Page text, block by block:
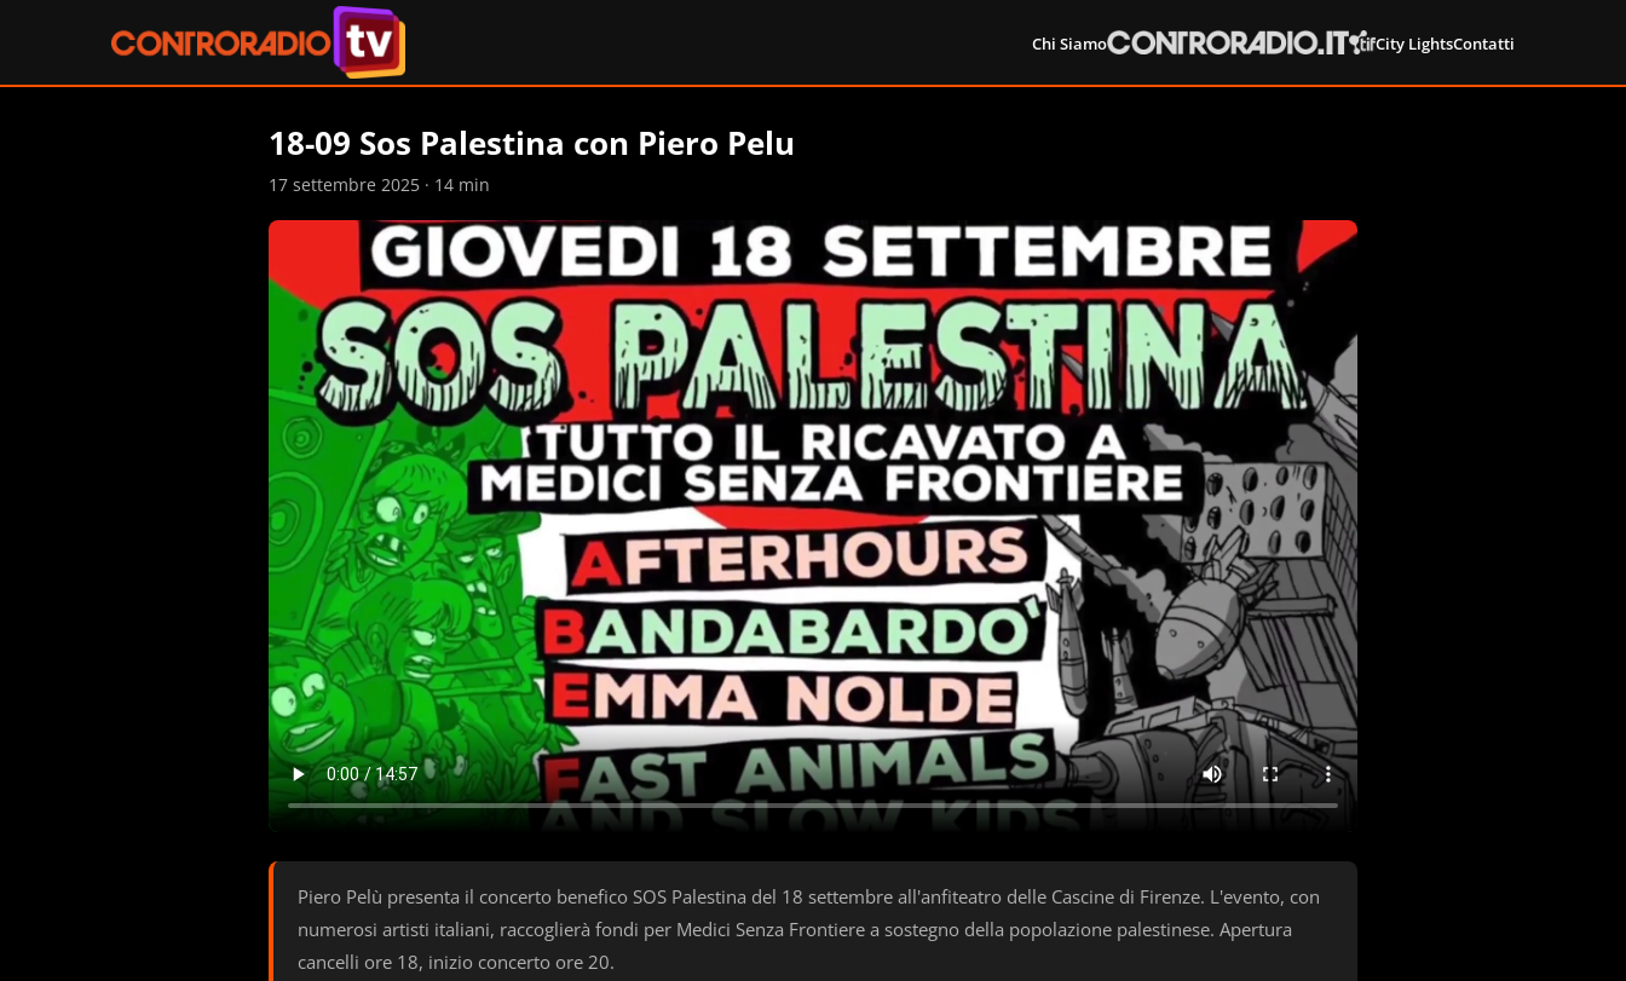
Chi Siamo City LightsContatti
18-09 Sos Palestina con Piero Pelu
17 settembre 2025 · 14 min
Piero Pelù presenta il concerto benefico SOS Palestina del 18 settembre all'anfiteatro delle Cascine di Firenze. L'evento, con
numerosi artisti italiani, raccoglierà fondi per Medici Senza Frontiere a sostegno della popolazione palestinese. Apertura
cancelli ore 18, inizio concerto ore 20.